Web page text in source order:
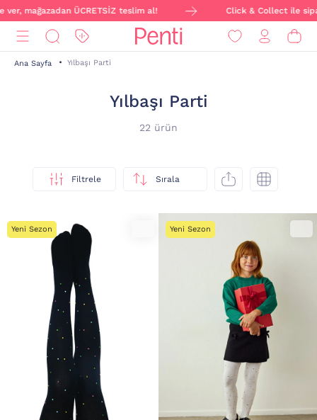
ÜCRETSİZ teslim al! Click & Collect ile siparişini
Ana Sayfa Yılbaşı Parti
Yılbaşı Parti
22 ürün
Filtrele Sırala
Yeni Sezon Yeni Sezon